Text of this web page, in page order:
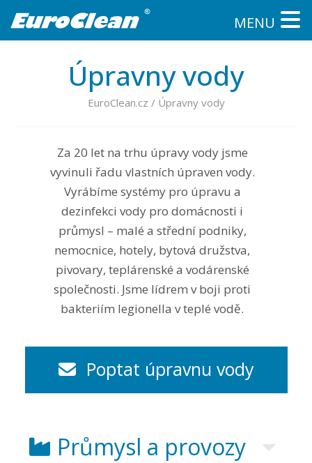
MENU
Úpravny vody
EuroClean.cz / Úpravny vody
Za 20 let na trhu úpravy vody jsme
vyvinuli řadu vlastních úpraven vody.
Vyrábíme systémy pro úpravu a
dezinfekci vody pro domácnosti i
průmysl – malé a střední podniky,
nemocnice, hotely, bytová družstva,
pivovary, teplárenské a vodárenské
společnosti. Jsme lídrem v boji proti
bakteriím legionella v teplé vodě.
Poptat úpravnu vody
Průmysl a provozy